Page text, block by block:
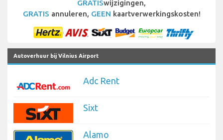
GRATISwijzigingen,
GRATIS annuleren, GEEN kaartverwerkingskosten!
Autoverhuur bij Vilnius Airport
Adc Rent
Sixt
Alamo